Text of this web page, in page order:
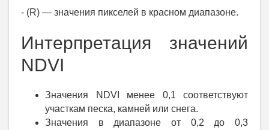
- (R) — значения пикселей в красном диапазоне.
Интерпретация значений
NDVI
Значения NDVI менее 0,1 соответствуют
участкам песка, камней или снега.
Значения в диапазоне от 0,2 до 0,3